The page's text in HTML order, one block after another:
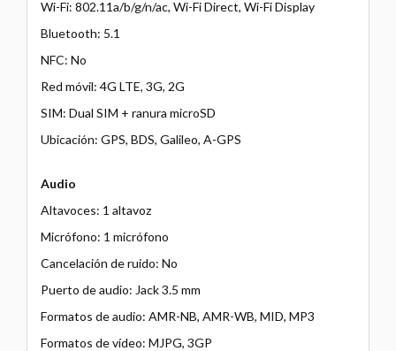
Wi-Fi: 802.11a/b/g/n/ac, Wi-Fi Direct, Wi-Fi Display
Bluetooth: 5.1
NFC: No
Red móvil: 4G LTE, 3G, 2G
SIM: Dual SIM + ranura microSD
Ubicación: GPS, BDS, Galileo, A-GPS
Audio
Altavoces: 1 altavoz
Micrófono: 1 micrófono
Cancelación de ruido: No
Puerto de audio: Jack 3.5 mm
Formatos de audio: AMR-NB, AMR-WB, MID, MP3
Formatos de vídeo: MJPG, 3GP